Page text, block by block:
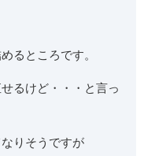
るところです。
るけど・・・と言っ
りそうですが